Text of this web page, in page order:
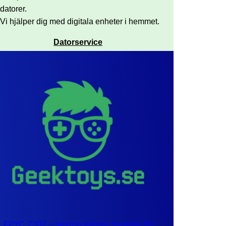
datorer.
Vi hjälper dig med digitala enheter i hemmet.
Datorservice
EPYC 7302 – sexton kärnor byggda för